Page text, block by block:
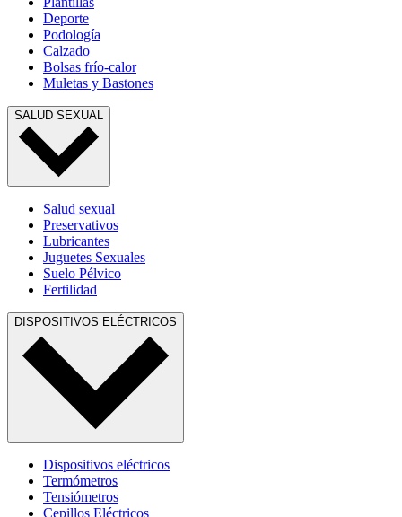
Deporte
Podología
Calzado
Bolsas frío-calor
Muletas y Bastones
SALUD SEXUAL
Salud sexual
Preservativos
Lubricantes
Juguetes Sexuales
Suelo Pélvico
Fertilidad
DISPOSITIVOS ELÉCTRICOS
Dispositivos eléctricos
Termómetros
Tensiómetros
Cepillos Eléctricos